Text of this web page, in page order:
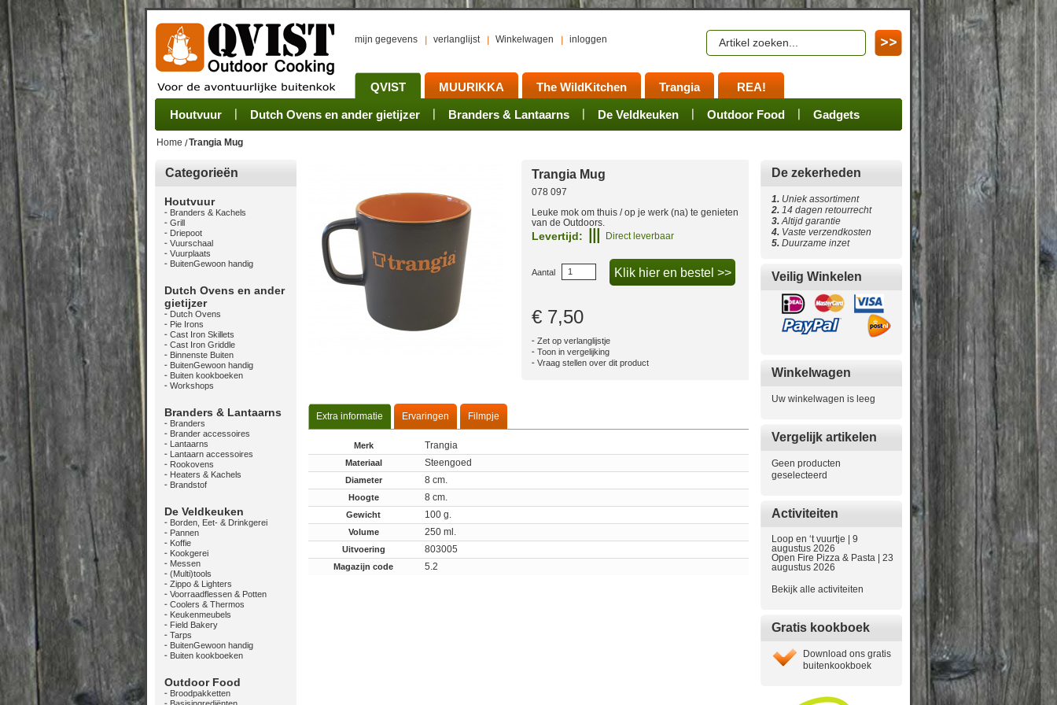
mijn gegevens verlanglijst Winkelwagen inloggen
QVIST
Houtvuur Dutch Ovens en ander gietijzer Branders & Lantaarns De Veldkeuken Outdoor Food Gadgets
MUURIKKA
Grillplaat & ijzers Pannen Rookovens Kotakeittio Branders Sets Accessoires
The WildKitchen
Oogsten Verwerken Bewaren Onderhoud Activiteiten Groepsarrangementen
Trangia
Sets Stoves Camping sets Pots, Pans, Kettles Mess tins Accessoires Spares Merchandize
REA!
Home Trangia Mug
Categorieën
Houtvuur
Branders & Kachels
Grill
Driepoot
Vuurschaal
Vuurplaats
BuitenGewoon handig
Dutch Ovens en ander
gietijzer
Dutch Ovens
Pie Irons
Cast Iron Skillets
Cast Iron Griddle
Binnenste Buiten
BuitenGewoon handig
Buiten kookboeken
Workshops
Branders & Lantaarns
Branders
Brander accessoires
Lantaarns
Lantaarn accessoires
Rookovens
Heaters & Kachels
Brandstof
De Veldkeuken
Borden, Eet- & Drinkgerei
Pannen
Koffie
Kookgerei
Messen
(Multi)tools
Zippo & Lighters
Voorraadflessen & Potten
Coolers & Thermos
Keukenmeubels
Field Bakery
Tarps
BuitenGewoon handig
Buiten kookboeken
Outdoor Food
Broodpakketten
Trangia Mug
078 097
Leuke mok om thuis / op je werk (na) te genieten
van de Outdoors.
Levertijd: Direct leverbaar
Aantal
€ 7,50
Zet op verlanglijstje
Toon in vergelijking
Vraag stellen over dit product
Extra informatie Ervaringen Filmpje
Merk Trangia
Materiaal Steengoed
Diameter 8 cm.
Hoogte 8 cm.
Gewicht 100 g.
Volume 250 ml.
Uitvoering 803005
Magazijn code 5.2
De zekerheden
1. Uniek assortiment
2. 14 dagen retourrecht
3.Altijd garantie
4. Vaste verzendkosten
5. Duurzame inzet
Veilig Winkelen
Winkelwagen
Uw winkelwagen is leeg
Vergelijk artikelen
Geen producten
geselecteerd
Activiteiten
Loop en ‘t vuurtje | 9
augustus 2026
Open Fire Pizza & Pasta | 23
augustus 2026
Bekijk alle activiteiten
Gratis kookboek
Download ons gratis
buitenkookboek